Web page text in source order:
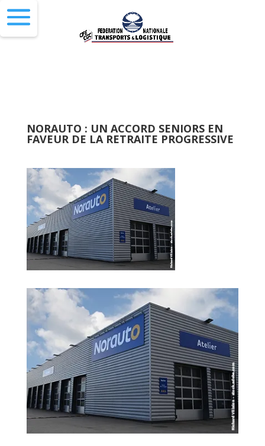
NORAUTO : UN ACCORD SENIORS EN
FAVEUR DE LA RETRAITE PROGRESSIVE